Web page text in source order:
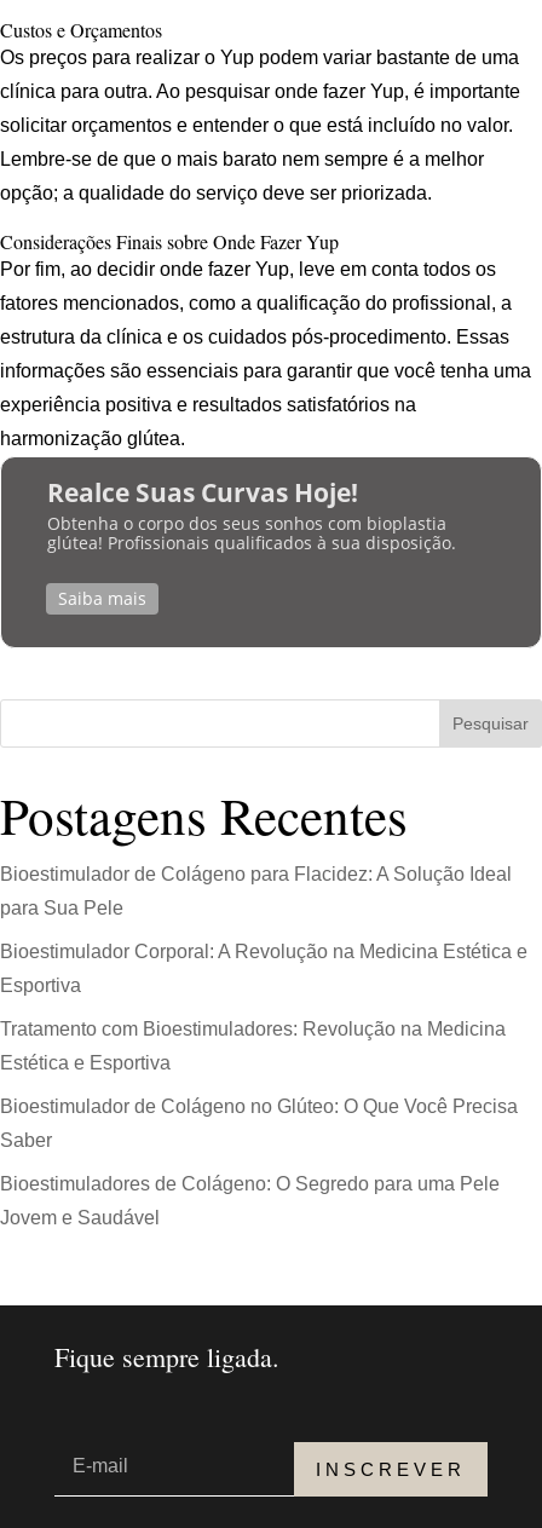
Custos e Orçamentos
Os preços para realizar o Yup podem variar bastante de uma
clínica para outra. Ao pesquisar onde fazer Yup, é importante
solicitar orçamentos e entender o que está incluído no valor.
Lembre-se de que o mais barato nem sempre é a melhor
opção; a qualidade do serviço deve ser priorizada.
Considerações Finais sobre Onde Fazer Yup
Por fim, ao decidir onde fazer Yup, leve em conta todos os
fatores mencionados, como a qualificação do profissional, a
estrutura da clínica e os cuidados pós-procedimento. Essas
informações são essenciais para garantir que você tenha uma
experiência positiva e resultados satisfatórios na
harmonização glútea.
Realce Suas Curvas Hoje!
Obtenha o corpo dos seus sonhos com bioplastia
glútea! Profissionais qualificados à sua disposição.
Saiba mais
Pesquisar
Postagens Recentes
Bioestimulador de Colágeno para Flacidez: A Solução Ideal
para Sua Pele
Bioestimulador Corporal: A Revolução na Medicina Estética e
Esportiva
Tratamento com Bioestimuladores: Revolução na Medicina
Estética e Esportiva
Bioestimulador de Colágeno no Glúteo: O Que Você Precisa
Saber
Bioestimuladores de Colágeno: O Segredo para uma Pele
Jovem e Saudável
Fique sempre ligada.
INSCREVER